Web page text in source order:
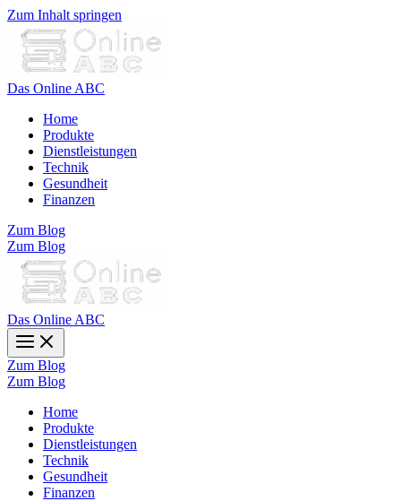
Zum Inhalt springen
Das Online ABC
Home
Produkte
Dienstleistungen
Technik
Gesundheit
Finanzen
Zum Blog
Zum Blog
Das Online ABC
Zum Blog
Zum Blog
Home
Produkte
Dienstleistungen
Technik
Gesundheit
Finanzen